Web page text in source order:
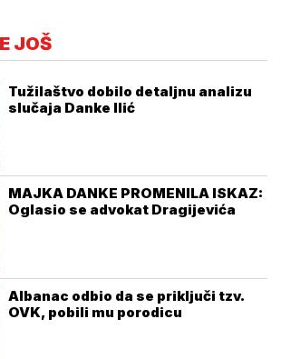
JOŠ
Tužilaštvo dobilo detaljnu analizu
slučaja Danke Ilić
MAJKA DANKE PROMENILA ISKAZ:
Oglasio se advokat Dragijevića
Albanac odbio da se priključi tzv.
OVK, pobili mu porodicu